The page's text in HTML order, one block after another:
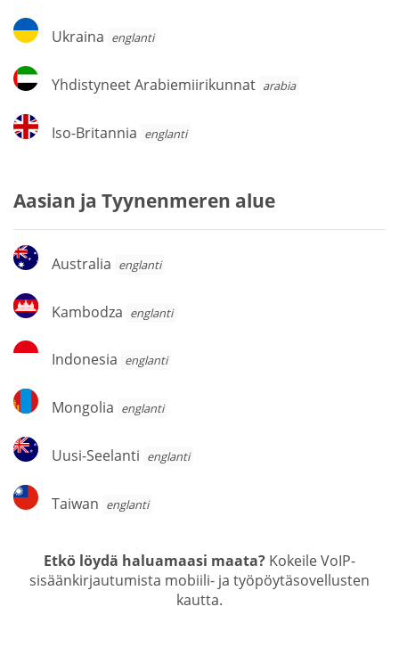
Ukraina
Ukraina englanti
Yhdistyneet
Arabiemiirikunnat
Yhdistyneet Arabiemiirikunnat arabia
Iso-
Britannia
Iso-Britannia englanti
Aasian ja Tyynenmeren alue
Australia
Australia englanti
Kambodza
Kambodza englanti
Indonesia
Indonesia englanti
Mongolia
Mongolia englanti
Uusi-
Seelanti
Uusi-Seelanti englanti
Taiwan
Taiwan englanti
Etkö löydä haluamaasi maata? Kokeile VoIP-
sisäänkirjautumista mobiili- ja työpöytäsovellusten
kautta.